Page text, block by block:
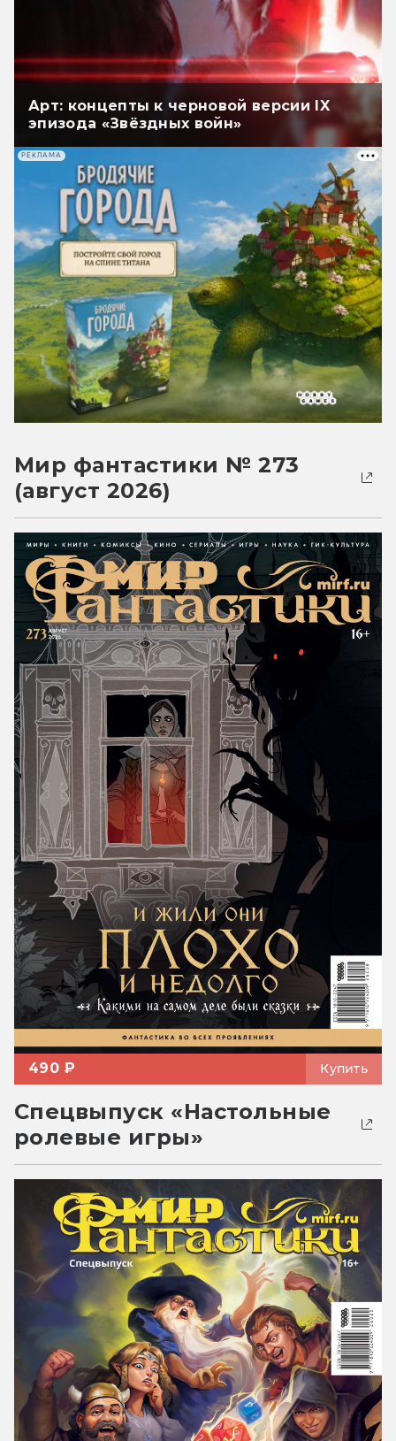
Арт: концепты к черновой версии IX
эпизода «Звёздных войн»
РЕКЛАМА
Мир фантастики № 273
(август 2026)
490 ₽ Купить
Спецвыпуск «Настольные
ролевые игры»